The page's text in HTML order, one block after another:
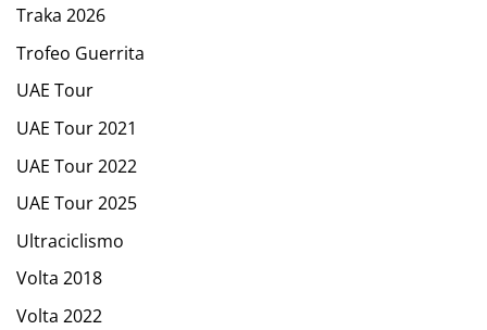
Traka 2026
Trofeo Guerrita
UAE Tour
UAE Tour 2021
UAE Tour 2022
UAE Tour 2025
Ultraciclismo
Volta 2018
Volta 2022